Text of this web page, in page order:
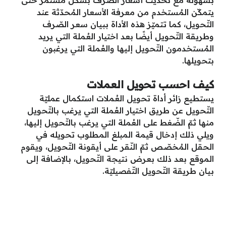
يتمكّن المُستخدم من معرفة الأسعار المُحدّثة عند
التّحويل، كما تتميّز هذه الأداة ببيان سعر الصّرف
وطريقة التّحويل أيضًا بعد اختيار العُملة التي يريد
المُستخدمون التّحويل إليها والعُملة التي يرغبون
بتحويلها.
كيف احسب تحويل العملات
يستطيع زائر أداة تحويل العُملات استكمال عمليّة
التّحويل عن طريق اختيار العُملة التي يرغب بالتّحويل
منها ثمّ الضّغط على العُملة التي يرغب بالتّحويل إليها،
ويلي ذلك إدخال قيمة المبلغ المطلوب تحويله في
الحقل المُخصّص ثمّ النّقر على أيقونة التّحويل، ويقوم
الموقع بعد ذلك بعرض نتيجة التّحويل، بالإضافة إلى
بيان طريقة التّحويل التّفصيليّة.